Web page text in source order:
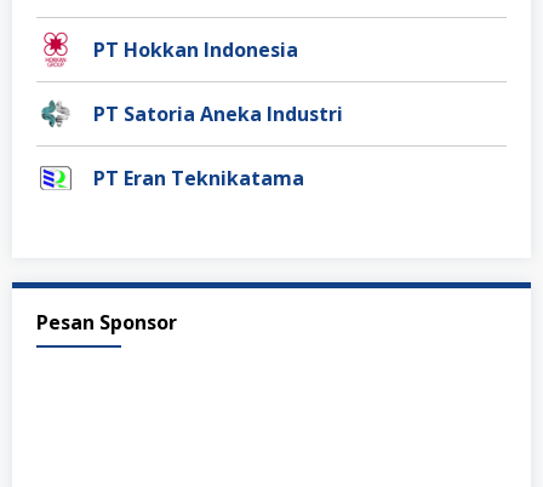
PT Hokkan Indonesia
PT Satoria Aneka Industri
PT Eran Teknikatama
Pesan Sponsor